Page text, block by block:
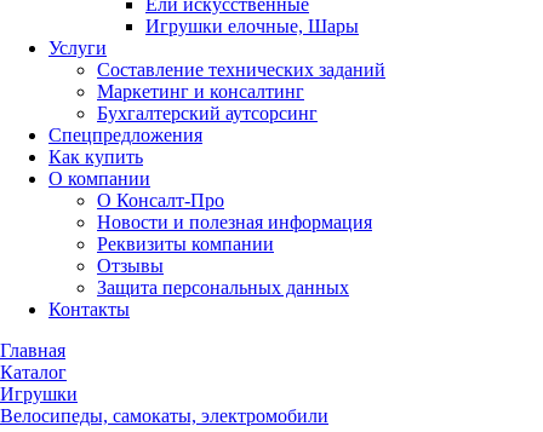
Ели искусственные
Игрушки елочные, Шары
Услуги
Составление технических заданий
Маркетинг и консалтинг
Бухгалтерский аутсорсинг
Спецпредложения
Как купить
О компании
О Консалт-Про
Новости и полезная информация
Реквизиты компании
Отзывы
Защита персональных данных
Контакты
Главная
Каталог
Игрушки
Велосипеды, самокаты, электромобили